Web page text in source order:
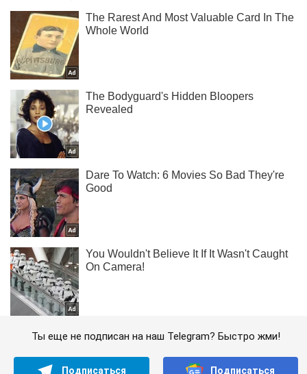
Ты еще не подписан на наш Telegram? Быстро жми!
Подписаться Подписаться